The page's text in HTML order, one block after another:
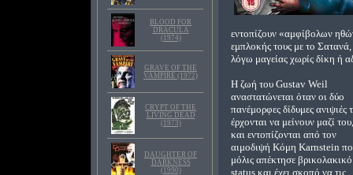
BLOOD FOR
DRACULA
(1974)
GRAVE OF THE
VAMPIRE (1972)
CRYPT OF THE
LIVING DEAD
(1973)
DAUGHTER OF
DARKNESS
(1990)
εντοπίζουν «αμφίβολων
εμπλοκής τους με το
λόγω μαγείας χωρίς δίκη ή
Η ζωή του Gustav Weil
αναστατώνεται όταν οι δύο
πανέμορφες δίδυμες ανιψιές
έρχονται να μείνουν μαζί του,
και εντοπίζονται από τον
αιμοδιψή Κόμη Karnstein
μόλις απέκτησε βρικολακικό
status και έχει σκοπό να τις